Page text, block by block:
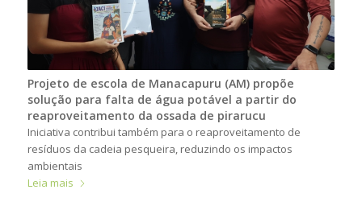
Projeto de escola de Manacapuru (AM) propõe
solução para falta de água potável a partir do
reaproveitamento da ossada de pirarucu
Iniciativa contribui também para o reaproveitamento de
resíduos da cadeia pesqueira, reduzindo os impactos
ambientais
Leia mais